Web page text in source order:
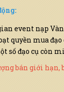
event nạp
quyền mua
số đạo cụ còn
bán giới hạn,